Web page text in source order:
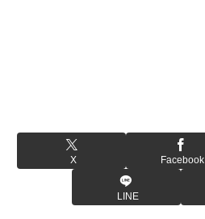
X Facebook
LINE